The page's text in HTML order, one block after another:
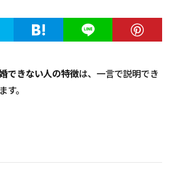
できない人の特徴は、一言で説明でき
ます。